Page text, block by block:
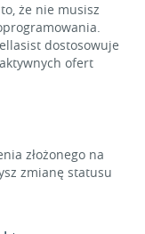
że nie musisz
dostosowuje
ofert
złożonego na
zmianę statusu